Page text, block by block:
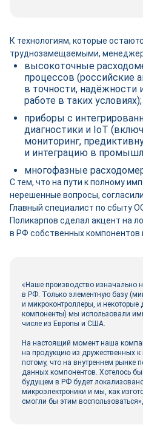
К технологиям, которые
труднозамещаемыми,
высокоточные
процессов (российские
в точности, надёжности
работе в таких условиях);
приборы с
диагностики и IoT
мониторинг,
и интеграцию в
многофазные
С тем, что на пути к полному
нерешенные вопросы,
Главный специалист по сбыту
Поликарпов сделал акцент на
в РФ собственных компонентов
«Наше производство изначально
в РФ. Только элементную базу
и микроконтроллеры, и некоторые
компоненты) мы использовали
числе из Европы и США.
На настоящий момент наша
на продукцию из дружественных к
потому, что на внутреннем рынке
данных компонентов. Хотелось
будущем в РФ будет
микроэлектроники и мы, как
смогли бы этим